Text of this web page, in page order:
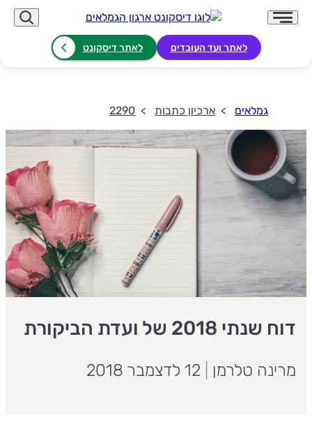
לאתר ועד העובדים לאתר דיסקונט
גמלאים ארכיון כתבות 2290
דוח שנתי 2018 של ועדת הביקורת
מרינה טלרמן